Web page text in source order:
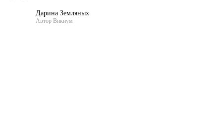
Дарина Земляных
Автор Викиум